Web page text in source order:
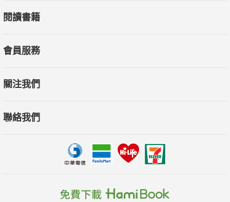
記得比以前還快」。
•字根首尾
同於坊間字根首尾書，只幫你拆解重要單字。本書有個核心理
你掌握拆解單字的訣竅。
本書以雅各布‧格林所發現的格林法則，及莫建清教授與楊智民
礎，幫讀者打造「終極轉音六大模式」，來更靈活地學習字根首
閱讀書籍
會員服務
關注我們
聯絡我們